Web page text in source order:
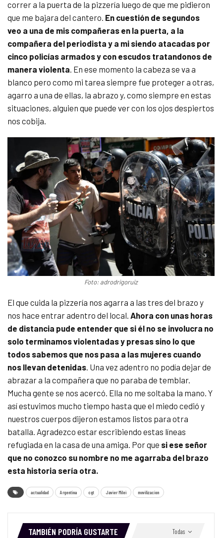
correr a la puerta de la pizzería luego de que me pidieron
que me bajara del cantero. En cuestión de segundos
veo a una de mis compañeras en la puerta, a la
compañera del periodista y a mi siendo atacadas por
cinco policías armados y con escudos tratandonos de
manera violenta. En ese momento la cabeza se va a
blanco pero como mi tarea siempre fue proteger a otras,
agarro a una de ellas, la abrazo y, como siempre en estas
situaciones, alguien que puede ver con los ojos despiertos
nos cobija.
Foto: adrodrigoruiz
El que cuida la pizzería nos agarra a las tres del brazo y
nos hace entrar adentro del local. Ahora con unas horas
de distancia pude entender que si él no se involucra no
solo terminamos violentadas y presas sino lo que
todos sabemos que nos pasa a las mujeres cuando
nos llevan detenidas. Una vez adentro no podía dejar de
abrazar a la compañera que no paraba de temblar.
Mucha gente se nos acercó. Ella no me soltaba la mano. Y
así estuvimos mucho tiempo hasta que el miedo cedió y
nuestros cuerpos dijeron estamos listos para otra
batalla. Agradezco estar escribiendo estas líneas
refugiada en la casa de una amiga. Por que si ese señor
que no conozco su nombre no me agarraba del brazo
esta historia sería otra.
actualidad Argentina cgt Javier Milei movilizacion
Todas
TAMBIÉN PODRÍA GUSTARTE